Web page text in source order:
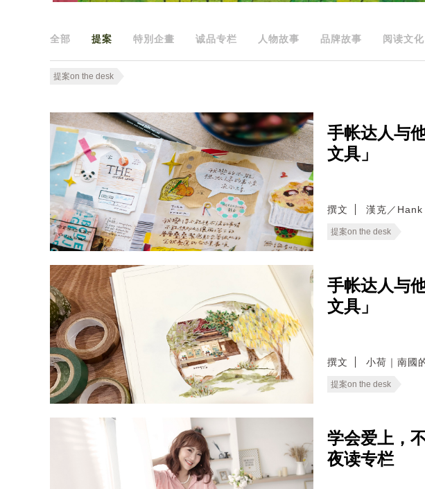
全部 提案 特別企畫 诚品专栏 人物故事 品牌故事 阅读文化
提案on the desk
手帐达人与
文具」
撰文 漢克／Hank
提案on the desk
手帐达人与
文具」
撰文 小荷｜南國
提案on the desk
学会爱上，
夜读专栏